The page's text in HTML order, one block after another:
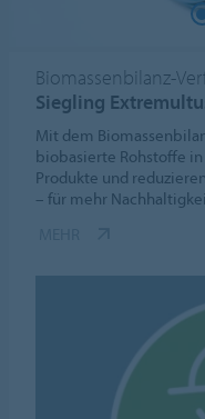
Biomassenbilanz-
Siegling
Mit dem
biobasierte Rohstoffe
Produkte und
– für mehr